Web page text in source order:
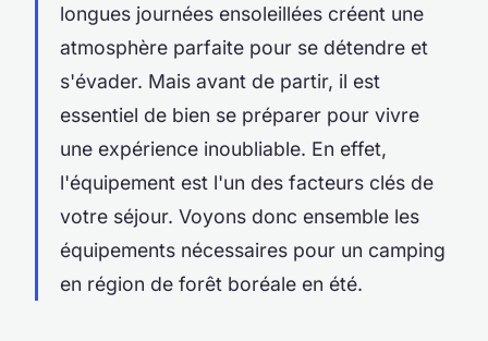
longues journées ensoleillées créent une
atmosphère parfaite pour se détendre et
s'évader. Mais avant de partir, il est
essentiel de bien se préparer pour vivre
une expérience inoubliable. En effet,
l'équipement est l'un des facteurs clés de
votre séjour. Voyons donc ensemble les
équipements nécessaires pour un camping
en région de forêt boréale en été.